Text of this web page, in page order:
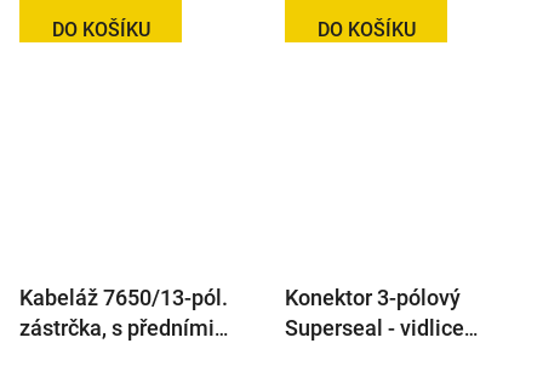
DO KOŠÍKU DO KOŠÍKU
Kabeláž 7650/13-pól.
zástrčka, s předními
Konektor 3-pólový
Superseal - vidlice